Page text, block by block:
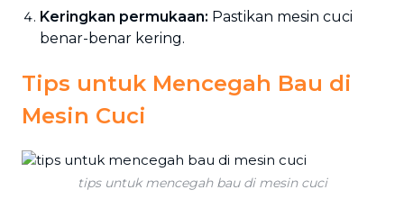
Keringkan permukaan: Pastikan mesin cuci
benar-benar kering.
Tips untuk Mencegah Bau di
Mesin Cuci
tips untuk mencegah bau di mesin cuci